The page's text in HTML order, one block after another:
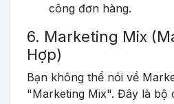
công đơn hàng.
6. Marketing Mix
Hợp)
Bạn không thể nói về
"Marketing Mix". Đây là bộ